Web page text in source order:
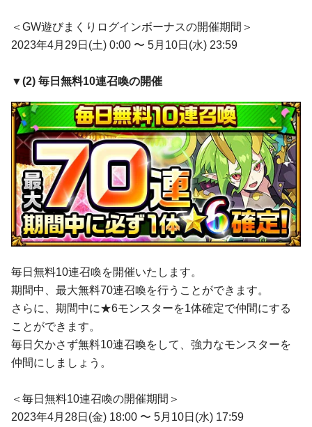
＜GW遊びまくりログインボーナスの開催期間＞
2023年4月29日(土) 0:00 〜 5月10日(水) 23:59
▼(2) 毎日無料10連召喚の開催
毎日無料10連召喚を開催いたします。
期間中、最大無料70連召喚を行うことができます。
さらに、期間中に★6モンスターを1体確定で仲間にする
ことができます。
毎日欠かさず無料10連召喚をして、強力なモンスターを
仲間にしましょう。
＜毎日無料10連召喚の開催期間＞
2023年4月28日(金) 18:00 〜 5月10日(水) 17:59